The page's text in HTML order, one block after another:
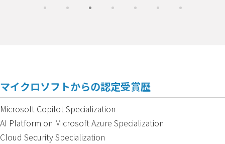
マイクロソフトからの認定受賞歴
Microsoft Copilot Specialization
AI Platform on Microsoft Azure Specialization
Cloud Security Specialization